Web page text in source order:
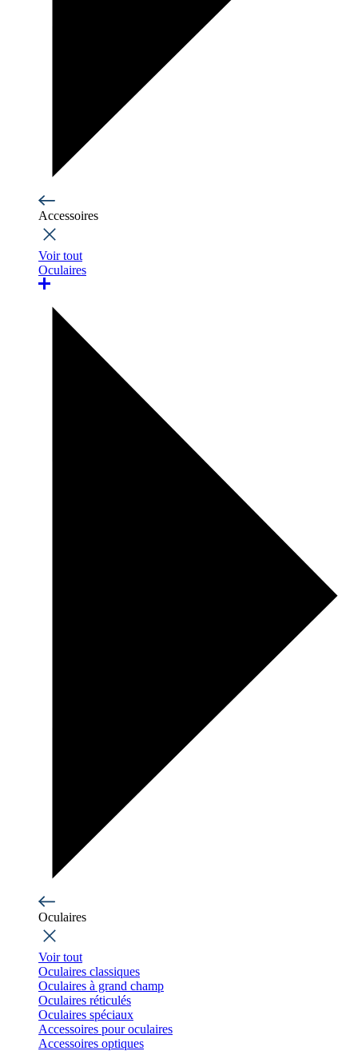
Accessoires
Voir tout
Oculaires
Oculaires
Voir tout
Oculaires classiques
Oculaires à grand champ
Oculaires réticulés
Oculaires spéciaux
Accessoires pour oculaires
Accessoires optiques